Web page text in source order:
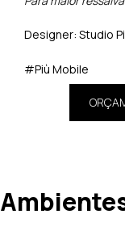
Designer: Studio
#Più Mobile